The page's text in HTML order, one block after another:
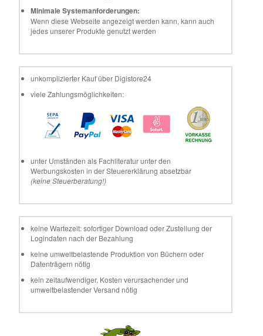
Minimale Systemanforderungen:
Wenn diese Webseite angezeigt werden kann, kann auch
jedes unserer Produkte genutzt werden
unkomplizierter Kauf über Digistore24
viele Zahlungsmöglichkeiten:
unter Umständen als Fachliteratur unter den
Werbungskosten in der Steuererklärung absetzbar
(keine Steuerberatung!)
keine Wartezeit: sofortiger Download oder Zustellung der
Logindaten nach der Bezahlung
keine umweltbelastende Produktion von Büchern oder
Datenträgern nötig
kein zeitaufwendiger, Kosten verursachender und
umweltbelastender Versand nötig